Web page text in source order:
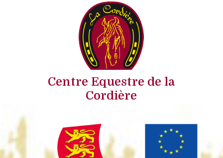
Centre Equestre de la
Cordière